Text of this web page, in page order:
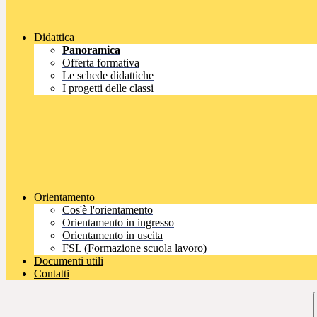
Didattica
Panoramica
Offerta formativa
Le schede didattiche
I progetti delle classi
Orientamento
Cos'è l'orientamento
Orientamento in ingresso
Orientamento in uscita
FSL (Formazione scuola lavoro)
Documenti utili
Contatti